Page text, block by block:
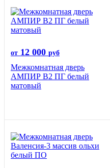
от 12 000 руб
Межкомнатная дверь
АМПИР В2 ПГ белый
матовый